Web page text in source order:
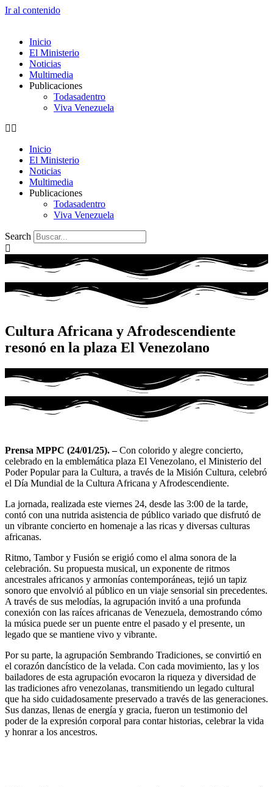
Ir al contenido
Inicio
El Ministerio
Noticias
Multimedia
Publicaciones
Todasadentro
Viva Venezuela
Inicio
El Ministerio
Noticias
Multimedia
Publicaciones
Todasadentro
Viva Venezuela
Search
Cultura Africana y Afrodescendiente
resonó en la plaza El Venezolano
Prensa MPPC (24/01/25). –Con colorido y alegre concierto,
celebrado en la emblemática plaza El Venezolano, el Ministerio del
Poder Popular para la Cultura, a través de la Misión Cultura, celebró
el Día Mundial de la Cultura Africana y Afrodescendiente.
La jornada, realizada este viernes 24, desde las 3:00 de la tarde,
contó con una nutrida asistencia de público variado que disfrutó de
un vibrante concierto en homenaje a las ricas y diversas culturas
africanas.
Ritmo, Tambor y Fusión se erigió como el alma sonora de la
celebración. Su propuesta musical, un exponente de ritmos
ancestrales africanos y armonías contemporáneas, tejió un tapiz
sonoro que envolvió al público en un viaje sensorial sin precedentes.
A través de sus melodías, la agrupación invitó a una profunda
conexión con las raíces africanas de Venezuela, demostrando cómo
la música puede ser un puente entre el pasado y el presente, un
legado que se mantiene vivo y vibrante.
Por su parte, la agrupación Sembrando Tradiciones, se convirtió en
el corazón dancístico de la velada. Con cada movimiento, las y los
bailadores de esta agrupación evocaron la riqueza y diversidad de
las tradiciones afro venezolanas, transmitiendo un legado cultural
que ha sido cuidadosamente preservado a través de las generaciones.
Sus danzas, llenas de energía y gracia, fueron un testimonio del
poder de la expresión corporal para contar historias, celebrar la vida
y honrar a los ancestros.